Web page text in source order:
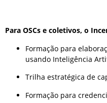
Para OSCs e coletivos, o
Formação para
usando Inteligência
Trilha estratégica de
Formação para